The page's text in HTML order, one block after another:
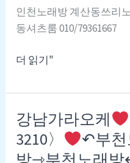
핫
플
래
클
루
클
럽
010~2749~8274
인천노래방 계산동쓰리
동셔츠룸 010/79361667
계
동
래
방
알
더 읽기"
강남가라오케
3210〉
↶부천